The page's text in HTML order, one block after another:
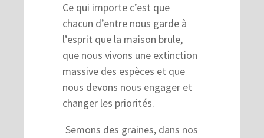
Ce qui importe c’est que
chacun d’entre nous garde à
l’esprit que la maison brule,
que nous vivons une extinction
massive des espèces et que
nous devons nous engager et
changer les priorités.
Semons des graines, dans nos